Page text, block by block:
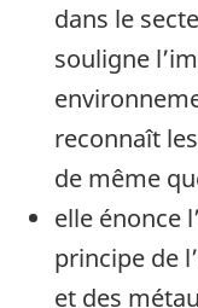
dans le
souligne
reconnaît
de même
elle énonce
principe de
et des